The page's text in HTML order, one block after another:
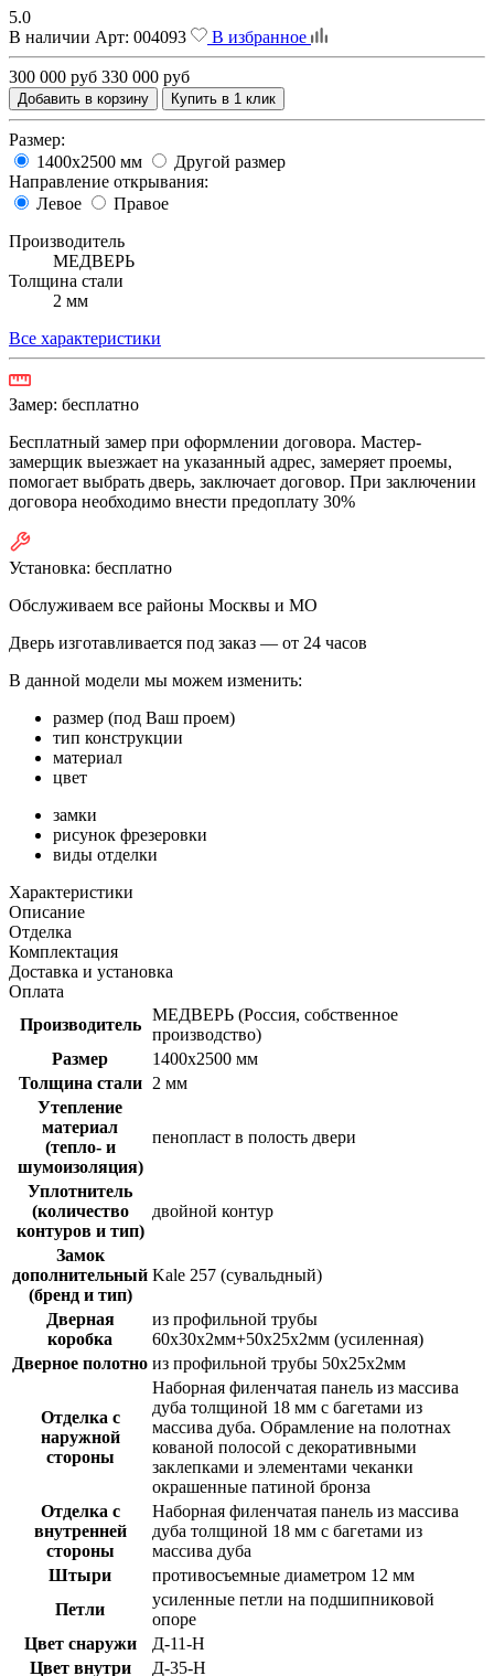
5.0
В наличии Арт: 004093 В избранное
300 000 руб 330 000 руб
Добавить в корзину Купить в 1 клик
Размер:
1400х2500 мм
Другой размер
Направление открывания:
Левое
Правое
Производитель
МЕДВЕРЬ
Толщина стали
2 мм
Все характеристики
Замер: бесплатно
Бесплатный замер при оформлении договора. Мастер-
замерщик выезжает на указанный адрес, замеряет проемы,
помогает выбрать дверь, заключает договор. При заключении
договора необходимо внести предоплату 30%
Установка: бесплатно
Обслуживаем все районы Москвы и МО
Дверь изготавливается под заказ — от 24 часов
В данной модели мы можем изменить:
размер (под Ваш проем)
тип конструкции
материал
цвет
замки
рисунок фрезеровки
виды отделки
Характеристики
Описание
Отделка
Комплектация
Доставка и установка
Оплата
Производитель
МЕДВЕРЬ (Россия, собственное
производство)
Размер
1400х2500 мм
Толщина стали
2 мм
Утепление
материал
(тепло- и
шумоизоляция)
пенопласт в полость двери
Уплотнитель
(количество
контуров и тип)
двойной контур
Замок
дополнительный
(бренд и тип)
Kale 257 (сувальдный)
Дверная
коробка
из профильной трубы
60х30х2мм+50х25х2мм (усиленная)
Дверное полотно из профильной трубы 50х25х2мм
Отделка с
наружной
стороны
Наборная филенчатая панель из массива
дуба толщиной 18 мм с багетами из
массива дуба. Обрамление на полотнах
кованой полосой с декоративными
заклепками и элементами чеканки
окрашенные патиной бронза
Отделка с
внутренней
стороны
Наборная филенчатая панель из массива
дуба толщиной 18 мм с багетами из
массива дуба
Штыри
противосъемные диаметром 12 мм
Петли
усиленные петли на подшипниковой
опоре
Цвет снаружи
Д-11-Н
Цвет внутри
Д-35-Н